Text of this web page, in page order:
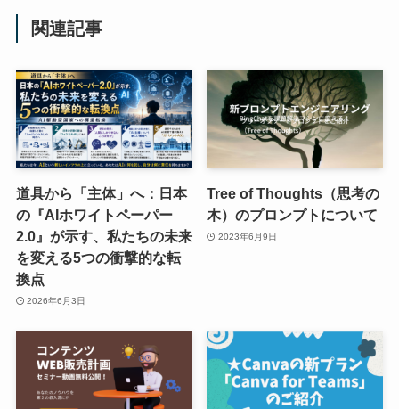
関連記事
道具から「主体」へ：日本
の『AIホワイトペーパー
2.0』が示す、私たちの未来
を変える5つの衝撃的な転
換点
2026年6月3日
Tree of Thoughts（思考の
木）のプロンプトについて
2023年6月9日